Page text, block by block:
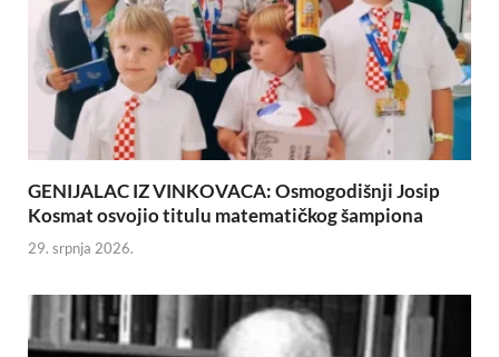
GENIJALAC IZ VINKOVACA: Osmogodišnji Josip
Kosmat osvojio titulu matematičkog šampiona
29. srpnja 2026.